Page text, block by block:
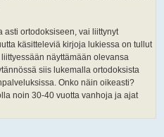
asti ortodoksiseen, vai liittynyt
käsitteleviä kirjoja lukiessa on tullut
näyttämään olevansa
siis lukemalla ortodoksista
Onko näin oikeasti?
noin 30-40 vuotta vanhoja ja ajat